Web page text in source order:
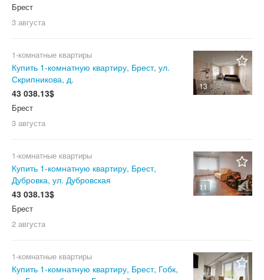
Брест
3 августа
13
1-комнатные квартиры
Купить 1-комнатную квартиру, Брест, ул.
Скрипникова, д.
43 038.13$
Брест
3 августа
11
1-комнатные квартиры
Купить 1-комнатную квартиру, Брест,
Дубровка, ул. Дубровская
43 038.13$
Брест
2 августа
1-комнатные квартиры
Купить 1-комнатную квартиру, Брест, Гобк,